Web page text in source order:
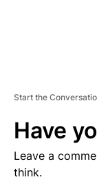
Start the
Have
Leave a
think.